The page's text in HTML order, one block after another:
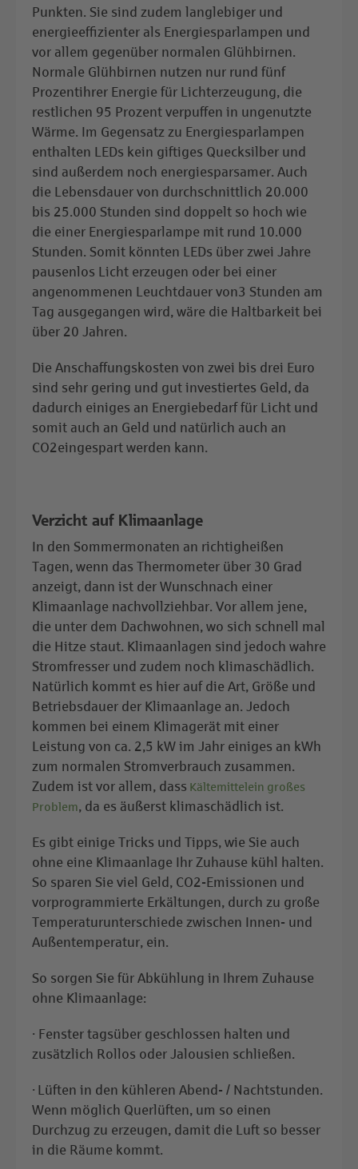
Punkten. Sie sind zudem langlebiger und
energieeffizienter als Energiesparlampen und
vor allem gegenüber normalen Glühbirnen.
Normale Glühbirnen nutzen nur rund fünf
Prozentihrer Energie für Lichterzeugung, die
restlichen 95 Prozent verpuffen in ungenutzte
Wärme. Im Gegensatz zu Energiesparlampen
enthalten LEDs kein giftiges Quecksilber und
sind außerdem noch energiesparsamer. Auch
die Lebensdauer von durchschnittlich 20.000
bis 25.000 Stunden sind doppelt so hoch wie
die einer Energiesparlampe mit rund 10.000
Stunden. Somit könnten LEDs über zwei Jahre
pausenlos Licht erzeugen oder bei einer
angenommenen Leuchtdauer von3 Stunden am
Tag ausgegangen wird, wäre die Haltbarkeit bei
über 20 Jahren.
Die Anschaffungskosten von zwei bis drei Euro
sind sehr gering und gut investiertes Geld, da
dadurch einiges an Energiebedarf für Licht und
somit auch an Geld und natürlich auch an
CO2eingespart werden kann.
Verzicht auf Klimaanlage
In den Sommermonaten an richtigheißen
Tagen, wenn das Thermometer über 30 Grad
anzeigt, dann ist der Wunschnach einer
Klimaanlage nachvollziehbar. Vor allem jene,
die unter dem Dachwohnen, wo sich schnell mal
die Hitze staut. Klimaanlagen sind jedoch wahre
Stromfresser und zudem noch klimaschädlich.
Natürlich kommt es hier auf die Art, Größe und
Betriebsdauer der Klimaanlage an. Jedoch
kommen bei einem Klimagerät mit einer
Leistung von ca. 2,5 kW im Jahr einiges an kWh
zum normalen Stromverbrauch zusammen.
Zudem ist vor allem, dass Kältemittelein großes
Problem, da es äußerst klimaschädlich ist.
Es gibt einige Tricks und Tipps, wie Sie auch
ohne eine Klimaanlage Ihr Zuhause kühl halten.
So sparen Sie viel Geld, CO2-Emissionen und
vorprogrammierte Erkältungen, durch zu große
Temperaturunterschiede zwischen Innen- und
Außentemperatur, ein.
So sorgen Sie für Abkühlung in Ihrem Zuhause
ohne Klimaanlage:
· Fenster tagsüber geschlossen halten und
zusätzlich Rollos oder Jalousien schließen.
· Lüften in den kühleren Abend- / Nachtstunden.
Wenn möglich Querlüften, um so einen
Durchzug zu erzeugen, damit die Luft so besser
in die Räume kommt.